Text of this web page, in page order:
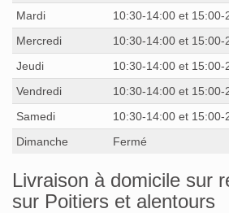
Mardi
10:30-14:00 et 15:00-
Mercredi
10:30-14:00 et 15:00-
Jeudi
10:30-14:00 et 15:00-
Vendredi
10:30-14:00 et 15:00-
Samedi
10:30-14:00 et 15:00-
Dimanche
Fermé
Livraison à domicile sur
sur Poitiers et alentours